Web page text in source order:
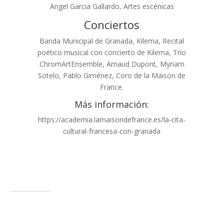
Angel Garcia Gallardo, Artes escénicas
Conciertos
Banda Municipal de Granada, Kilema, Recital
poético musical con concierto de Kilema, Trio
ChromArtEnsemble, Arnaud Dupont, Myriam
Sotelo, Pablo Giménez, Coro de la Maison de
France.
Más información:
https://academia.lamaisondefrance.es/la-cita-
cultural-francesa-con-granada